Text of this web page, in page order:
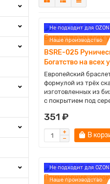
Не подходит для OZON
Наше производство
BSRE-025
Богатство на всех
Европейский
формулой из трёх
изготовленных из
с покрытием под
351 ₽
В
Не подходит для OZON
Наше производство